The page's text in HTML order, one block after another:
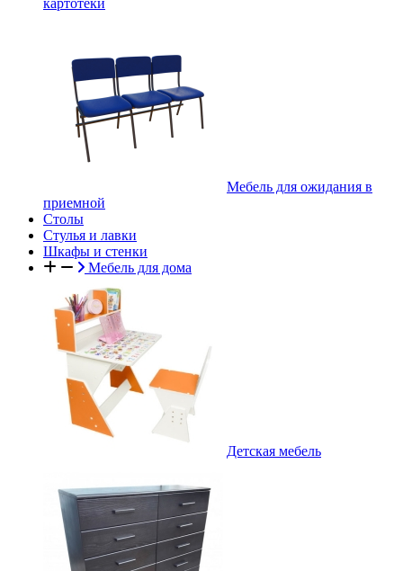
картотеки
Мебель для ожидания в
приемной
Столы
Стулья и лавки
Шкафы и стенки
Мебель для дома
Детская мебель